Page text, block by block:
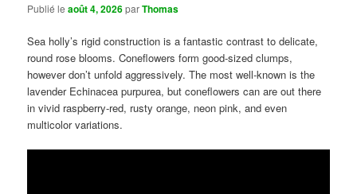
Publié leaoût 4, 2026parThomas
Sea holly’s rigid construction is a fantastic contrast to delicate,
round rose blooms. Coneflowers form good-sized clumps,
however don’t unfold aggressively. The most well-known is the
lavender Echinacea purpurea, but coneflowers can are out there
in vivid raspberry-red, rusty orange, neon pink, and even
multicolor variations.